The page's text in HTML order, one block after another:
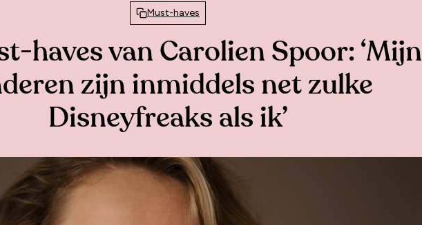
Must-haves
haves van Carolien Spoor: ‘Mijn
zijn inmiddels net zulke
Disneyfreaks als ik’